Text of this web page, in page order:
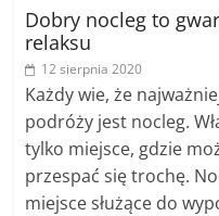
Dobry nocleg to
relaksu
12 sierpnia 2020
Każdy wie, że
podróży jest nocleg.
tylko miejsce, gdzie
przespać się trochę.
miejsce służące do